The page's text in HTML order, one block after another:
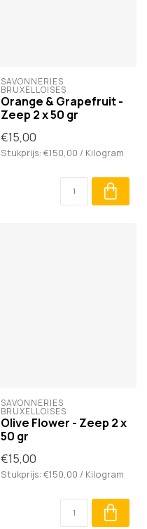
SAVONNERIES
BRUXELLOISES
Orange & Grapefruit -
Zeep 2 x 50 gr
€15,00
Stukprijs: €150,00 / Kilogram
SAVONNERIES
BRUXELLOISES
Olive Flower - Zeep 2 x
50 gr
€15,00
Stukprijs: €150,00 / Kilogram